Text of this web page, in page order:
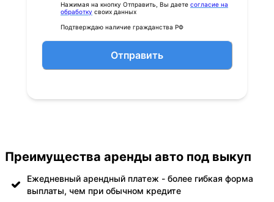
Нажимая на кнопку Отправить, Вы даете согласие на
обработку своих данных
Подтверждаю наличие гражданства РФ
Отправить
Преимущества аренды авто под выкуп
Ежедневный арендный платеж - более гибкая форма
выплаты, чем при обычном кредите